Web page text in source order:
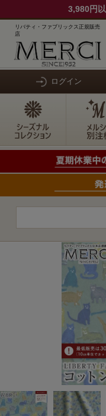
3,980円
リバティ・ファブリックス正規販売
店
ログイン